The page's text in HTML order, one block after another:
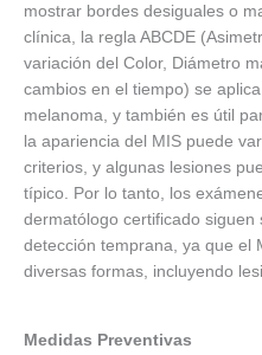
mostrar bordes desiguales o
clínica, la regla ABCDE
variación del Color, Diámetro
cambios en el tiempo) se
melanoma, y también es útil
la apariencia del MIS puede
criterios, y algunas lesiones
típico. Por lo tanto, los
dermatólogo certificado siguen
detección temprana, ya que el
diversas formas, incluyendo
Medidas Preventivas